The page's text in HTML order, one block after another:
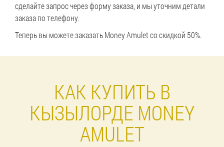
сделайте запрос через форму заказа, и мы уточним детали
заказа по телефону.
Теперь вы можете заказать Money Amulet со скидкой 50%.
КАК КУПИТЬ В
КЫЗЫЛОРДЕ MONEY
AMULET